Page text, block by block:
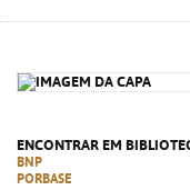
ENCONTRAR EM
BNP
PORBASE